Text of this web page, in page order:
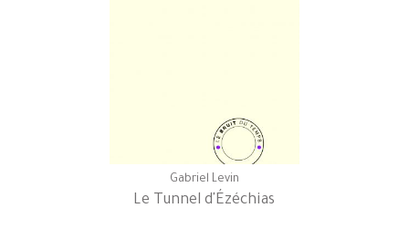
Gabriel Levin
Le Tunnel d'Ézéchias